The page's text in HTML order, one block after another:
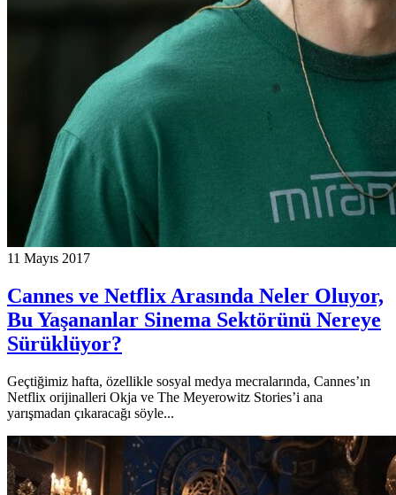
11 Mayıs 2017
Cannes ve Netflix Arasında Neler Oluyor,
Bu Yaşananlar Sinema Sektörünü Nereye
Sürüklüyor?
Geçtiğimiz hafta, özellikle sosyal medya mecralarında, Cannes’ın
Netflix orijinalleri Okja ve The Meyerowitz Stories’i ana
yarışmadan çıkaracağı söyle...